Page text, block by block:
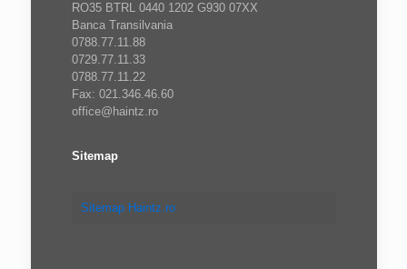
RO35 BTRL 0440 1202 G930 07XX
Banca Transilvania
0788.77.11.88
0729.77.11.33
0788.77.11.22
Fax: 021.346.46.60
office@haintz.ro
Sitemap
Sitemap Haintz.ro